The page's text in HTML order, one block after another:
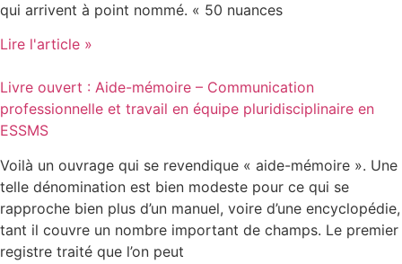
qui arrivent à point nommé. « 50 nuances
Lire l'article »
Livre ouvert : Aide-mémoire – Communication
professionnelle et travail en équipe pluridisciplinaire en
ESSMS
Voilà un ouvrage qui se revendique « aide-mémoire ». Une
telle dénomination est bien modeste pour ce qui se
rapproche bien plus d’un manuel, voire d’une encyclopédie,
tant il couvre un nombre important de champs. Le premier
registre traité que l’on peut